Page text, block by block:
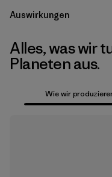
Auswirkungen
Alles, was wir
Planeten aus.
Wie wir